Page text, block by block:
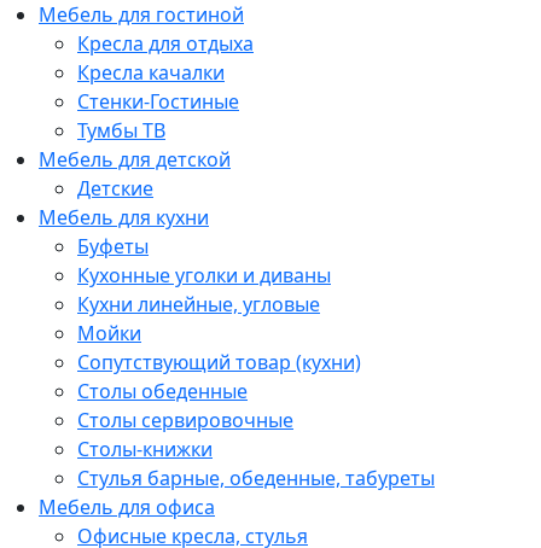
Мебель для гостиной
Кресла для отдыха
Кресла качалки
Стенки-Гостиные
Тумбы ТВ
Мебель для детской
Детские
Мебель для кухни
Буфеты
Кухонные уголки и диваны
Кухни линейные, угловые
Мойки
Сопутствующий товар (кухни)
Столы обеденные
Столы сервировочные
Столы-книжки
Стулья барные, обеденные, табуреты
Мебель для офиса
Офисные кресла, стулья